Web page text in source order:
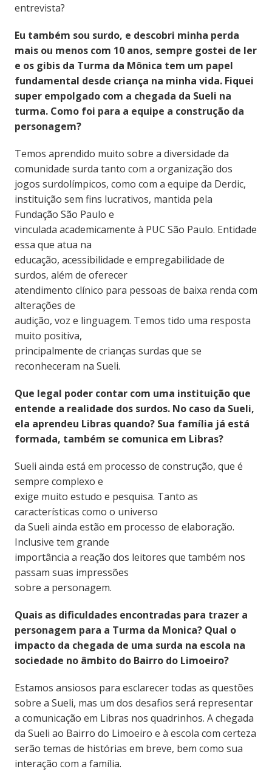
entrevista?
Eu também sou surdo, e descobri minha perda
mais ou menos com 10 anos, sempre gostei de ler
e os gibis da Turma da Mônica tem um papel
fundamental desde criança na minha vida. Fiquei
super empolgado com a chegada da Sueli na
turma. Como foi para a equipe a construção da
personagem?
Temos aprendido muito sobre a diversidade da
comunidade surda tanto com a organização dos
jogos surdolímpicos, como com a equipe da Derdic,
instituição sem fins lucrativos, mantida pela
Fundação São Paulo e
vinculada academicamente à PUC São Paulo. Entidade
essa que atua na
educação, acessibilidade e empregabilidade de
surdos, além de oferecer
atendimento clínico para pessoas de baixa renda com
alterações de
audição, voz e linguagem. Temos tido uma resposta
muito positiva,
principalmente de crianças surdas que se
reconheceram na Sueli.
Que legal poder contar com uma instituição que
entende a realidade dos surdos. No caso da Sueli,
ela aprendeu Libras quando? Sua família já está
formada, também se comunica em Libras?
Sueli ainda está em processo de construção, que é
sempre complexo e
exige muito estudo e pesquisa. Tanto as
características como o universo
da Sueli ainda estão em processo de elaboração.
Inclusive tem grande
importância a reação dos leitores que também nos
passam suas impressões
sobre a personagem.
Quais as dificuldades encontradas para trazer a
personagem para a Turma da Monica? Qual o
impacto da chegada de uma surda na escola na
sociedade no âmbito do Bairro do Limoeiro?
Estamos ansiosos para esclarecer todas as questões
sobre a Sueli, mas um dos desafios será representar
a comunicação em Libras nos quadrinhos. A chegada
da Sueli ao Bairro do Limoeiro e à escola com certeza
serão temas de histórias em breve, bem como sua
interação com a família.